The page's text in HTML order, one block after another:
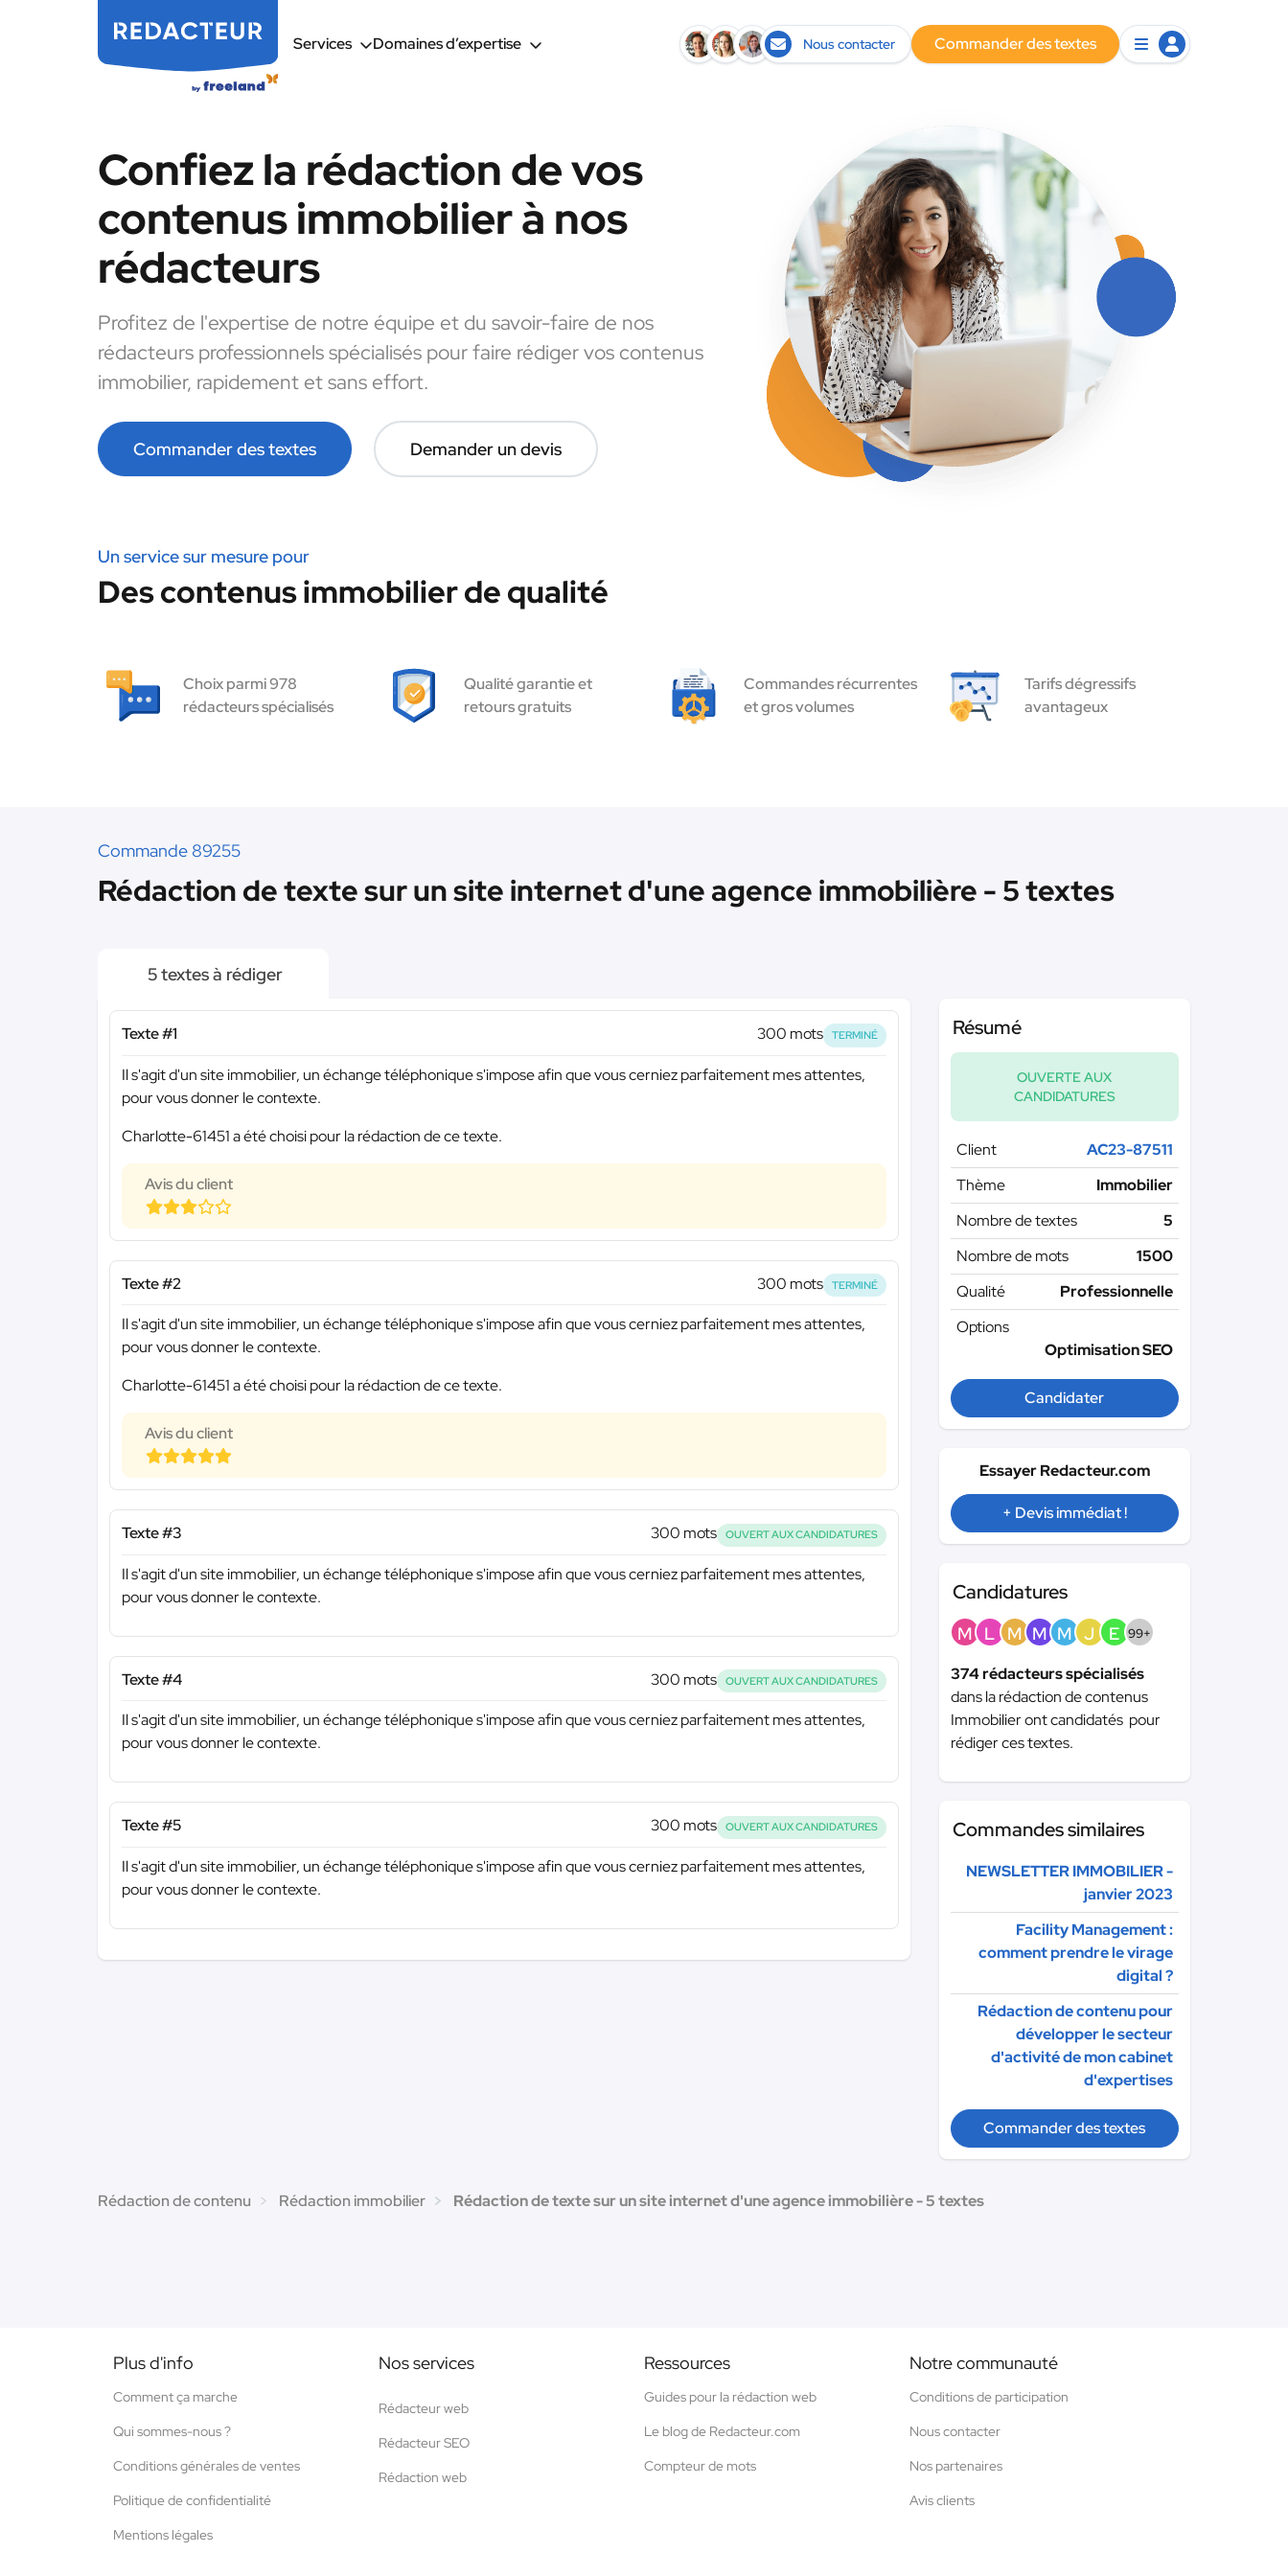
Services Domaines d’expertise Nous contacter Commander des textes
Confiez la rédaction de vos
contenus immobilier à nos
rédacteurs
Profitez de l'expertise de notre équipe et du savoir-faire de nos
rédacteurs professionnels spécialisés pour faire rédiger vos contenus
immobilier, rapidement et sans effort.
Commander des textes Demander un devis
Un service sur mesure pour
Des contenus immobilier de qualité
Choix parmi 978
rédacteurs spécialisés
Qualité garantie et
retours gratuits
Commandes récurrentes
et gros volumes
Tarifs dégressifs
avantageux
Commande 89255
Rédaction de texte sur un site internet d'une agence immobilière - 5 textes
5 textes à rédiger
Texte #1 300 mots TERMINÉ
Il s'agit d'un site immobilier, un échange téléphonique s'impose afin que vous cerniez parfaitement mes attentes,
pour vous donner le contexte.
Charlotte-61451 a été choisi pour la rédaction de ce texte.
Avis du client
Texte #2 300 mots TERMINÉ
Il s'agit d'un site immobilier, un échange téléphonique s'impose afin que vous cerniez parfaitement mes attentes,
pour vous donner le contexte.
Charlotte-61451 a été choisi pour la rédaction de ce texte.
Avis du client
Texte #3 300 mots OUVERT AUX CANDIDATURES
Il s'agit d'un site immobilier, un échange téléphonique s'impose afin que vous cerniez parfaitement mes attentes,
pour vous donner le contexte.
Texte #4 300 mots OUVERT AUX CANDIDATURES
Il s'agit d'un site immobilier, un échange téléphonique s'impose afin que vous cerniez parfaitement mes attentes,
pour vous donner le contexte.
Texte #5 300 mots OUVERT AUX CANDIDATURES
Il s'agit d'un site immobilier, un échange téléphonique s'impose afin que vous cerniez parfaitement mes attentes,
pour vous donner le contexte.
Résumé
OUVERTE AUX
CANDIDATURES
Client
AC23-87511
Thème
Immobilier
Nombre de textes
5
Nombre de mots
1500
Qualité
Professionnelle
Options
Optimisation SEO
Candidater
Essayer Redacteur.com
+ Devis immédiat !
Candidatures
M L M M M J E 99+
374 rédacteurs spécialisés
dans la rédaction de contenus
Immobilier ont candidatés pour
rédiger ces textes.
Commandes similaires
NEWSLETTER IMMOBILIER -
janvier 2023
Facility Management :
comment prendre le virage
digital ?
Rédaction de contenu pour
développer le secteur
d'activité de mon cabinet
d'expertises
Commander des textes
Rédaction de contenu Rédaction immobilier Rédaction de texte sur un site internet d'une agence immobilière - 5 textes
Plus d'info
Comment ça marche
Qui sommes-nous ?
Conditions générales de ventes
Politique de confidentialité
Mentions légales
Nos services
Rédacteur web
Rédacteur SEO
Rédaction web
Ressources
Guides pour la rédaction web
Le blog de Redacteur.com
Compteur de mots
Notre communauté
Conditions de participation
Nous contacter
Nos partenaires
Avis clients